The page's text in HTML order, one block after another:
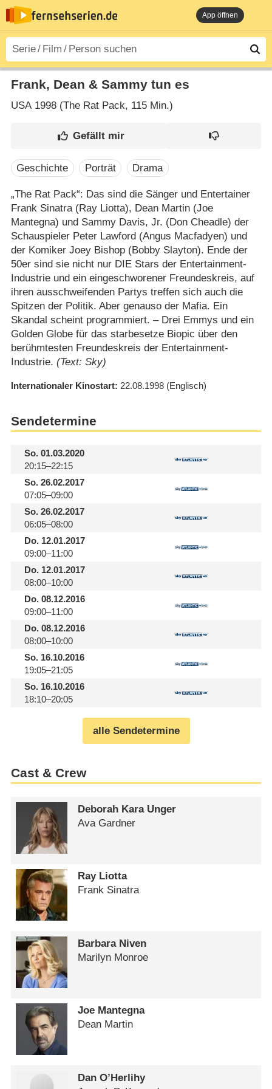
App öffnen
Frank, Dean & Sammy tun es
USA1998 (The Rat Pack‎, 115 Min.)
Geschichte Porträt Drama
„The Rat Pack“: Das sind die Sänger und Entertainer
Frank Sinatra (Ray Liotta), Dean Martin (Joe
Mantegna) und Sammy Davis, Jr. (Don Cheadle) der
Schauspieler Peter Lawford (Angus Macfadyen) und
der Komiker Joey Bishop (Bobby Slayton). Ende der
50er sind sie nicht nur DIE Stars der Entertainment-
Industrie und ein eingeschworener Freundeskreis, auf
ihren ausschweifenden Partys treffen sich auch die
Spitzen der Politik. Aber genauso der Mafia. Ein
Skandal scheint programmiert. – Drei Emmys und ein
Golden Globe für das starbesetze Biopic über den
berühmtesten Freundeskreis der Entertainment-
Industrie. (Text: Sky)
Internationaler Kinostart 22.08.1998 (Englisch)
Sendetermine
So.01.03.2020
20:15–22:15
So.26.02.2017
07:05–09:00
So.26.02.2017
06:05–08:00
Do.12.01.2017
09:00–11:00
Do.12.01.2017
08:00–10:00
Do.08.12.2016
09:00–11:00
Do.08.12.2016
08:00–10:00
So.16.10.2016
19:05–21:05
So.16.10.2016
18:10–20:05
alle Sendetermine
Cast & Crew
Deborah Kara Unger
Ava Gardner
Ray Liotta
Frank Sinatra
Barbara Niven
Marilyn Monroe
Joe Mantegna
Dean Martin
Dan O’Herlihy